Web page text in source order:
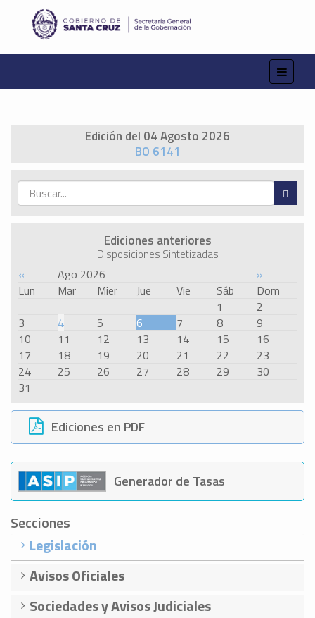
Edición del 04 Agosto 2026
BO 6141
Ediciones anteriores
Disposiciones Sintetizadas
« Ago 2026
»
Lun
Mar Mier Jue Vie Sáb
Dom
1
2
3
4 5 6 7 8
9
10
11 12 13 14 15
16
17
18 19 20 21 22
23
24
25 26 27 28 29
30
31
Ediciones en PDF
Generador de Tasas
Secciones
Legislación
Avisos Oficiales
Sociedades y Avisos Judiciales